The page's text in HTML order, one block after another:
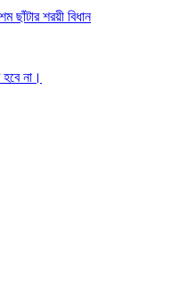
ছাঁটার শরয়ী বিধান
না।